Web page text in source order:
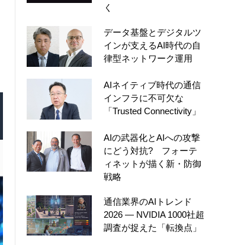
く
データ基盤とデジタルツ
インが支えるAI時代の自
律型ネットワーク運用
AIネイティブ時代の通信
インフラに不可欠な
「Trusted Connectivity」
AIの武器化とAIへの攻撃
にどう対抗? フォーテ
ィネットが描く新・防御
戦略
通信業界のAIトレンド
2026 ― NVIDIA 1000社超
調査が捉えた「転換点」